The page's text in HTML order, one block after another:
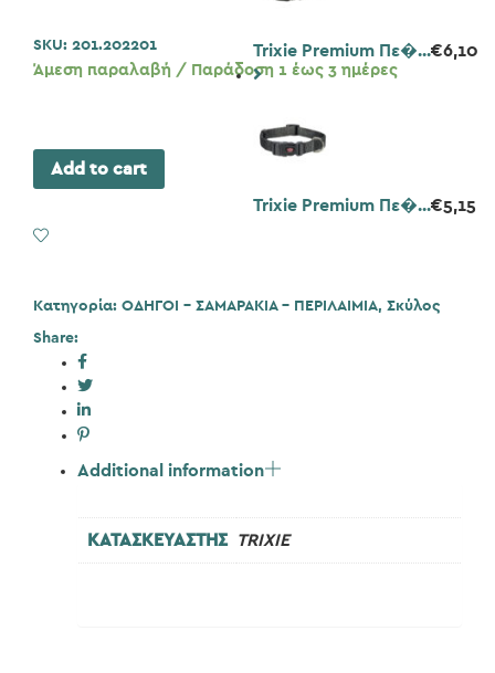
Trixie Premium Πε�...€6,10
Trixie Premium Πε�...€5,15
SKU: 201.202201
Άμεση παραλαβή / Παράδοση 1 έως 3 ημέρες
Add to cart
Κατηγορία: ΟΔΗΓΟΙ - ΣΑΜΑΡΑΚΙΑ - ΠΕΡΙΛΑΙΜΙΑ, Σκύλος
Share:
Additional information
ΚΑΤΑΣΚΕΥΑΣΤΗΣ TRIXIE